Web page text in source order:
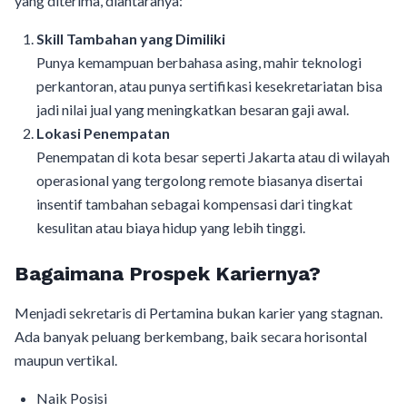
Skill Tambahan yang Dimiliki
Punya kemampuan berbahasa asing, mahir teknologi
perkantoran, atau punya sertifikasi kesekretariatan bisa
jadi nilai jual yang meningkatkan besaran gaji awal.
Lokasi Penempatan
Penempatan di kota besar seperti Jakarta atau di wilayah
operasional yang tergolong remote biasanya disertai
insentif tambahan sebagai kompensasi dari tingkat
kesulitan atau biaya hidup yang lebih tinggi.
Bagaimana Prospek Kariernya?
Menjadi sekretaris di Pertamina bukan karier yang stagnan.
Ada banyak peluang berkembang, baik secara horisontal
maupun vertikal.
Naik Posisi